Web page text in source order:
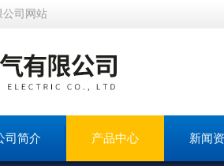
公司网站
司简介 产品中心 新闻